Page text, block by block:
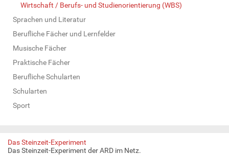
Wirtschaft / Berufs- und Studienorientierung (WBS)
Sprachen und Literatur
Berufliche Fächer und Lernfelder
Musische Fächer
Praktische Fächer
Berufliche Schularten
Schularten
Sport
Das Steinzeit-Experiment
Das Steinzeit-Experiment der ARD im Netz.